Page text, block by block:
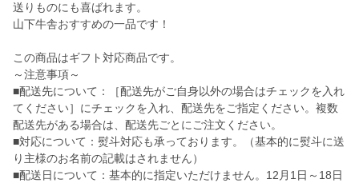
送りものにも喜ばれます。
山下牛舎おすすめの一品です！
この商品はギフト対応商品です。
～注意事項～
■配送先について：［配送先がご自身以外の場合はチェックを入れ
てください］にチェックを入れ、配送先をご指定ください。複数
配送先がある場合は、配送先ごとにご注文ください。
■対応について：熨斗対応も承っております。（基本的に熨斗に送
り主様のお名前の記載はされません）
■配送日について：基本的に指定いただけません。12月1日～18日